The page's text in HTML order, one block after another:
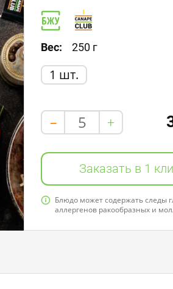
Пищевая ценность в
Белки: 2,0
Вес: 250 г
1 шт.
- +
Заказать в 1
Блюдо может содержать следы
аллергенов ракообразных и